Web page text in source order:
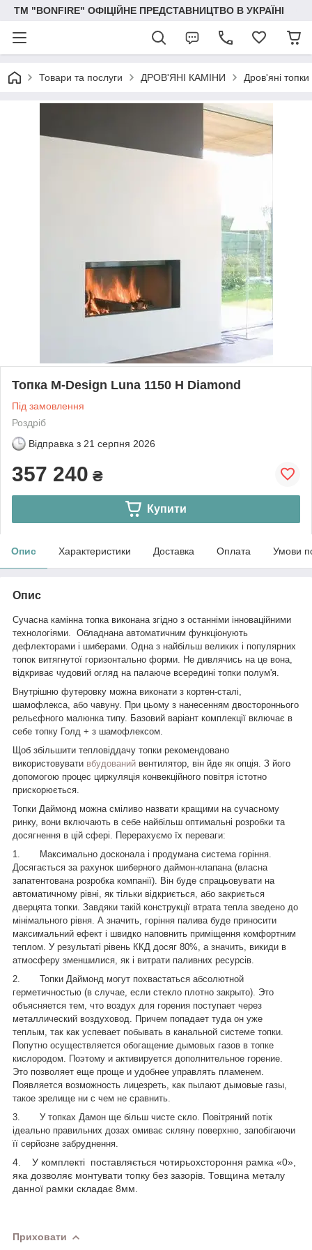
ТМ "BONFIRE" ОФІЦІЙНЕ ПРЕДСТАВНИЦТВО В УКРАЇНІ
Товари та послуги ДРОВ'ЯНІ КАМІНИ Дров'яні
Топка M-Design Luna 1150 H Diamond
Під замовлення
Роздріб
Відправка з 21 серпня 2026
357 240 ₴
Купити
Опис Характеристики Доставка Оплата Умови
Опис
Сучасна камінна топка виконана згідно з останніми інноваційними
технологіями.
Обладнана автоматичним функціонують
дефлекторами і шиберами. Одна з найбільш великих і популярних
топок витягнутої горизонтально форми. Не дивлячись на це вона,
відкриває чудовий огляд на палаюче всередині топки полум'я.
Внутрішню футеровку можна виконати з кортен-сталі,
шамофлекса, або чавуну. При цьому з нанесенням двостороннього
рельєфного малюнка типу. Базовий варіант комплекції включає в
себе топку Голд + з шамофлексом.
Щоб збільшити тепловіддачу топки рекомендовано
використовувати вбудований вентилятор, він йде як опція. З його
допомогою процес циркуляція конвекційного повітря істотно
прискорюється.
Топки Даймонд можна сміливо назвати кращими на сучасному
ринку, вони включають в себе найбільш оптимальні розробки та
досягнення в цій сфері. Перерахуємо їх переваги:
1.
Максимально досконала і продумана система горіння.
Досягається за рахунок шиберного даймон-клапана (власна
запатентована розробка компанії). Він буде спрацьовувати на
автоматичному рівні, як тільки відкриється, або закриється
дверцята топки. Завдяки такій конструкції втрата тепла зведено до
мінімального рівня. А значить, горіння палива буде приносити
максимальний ефект і швидко наповнить приміщення комфортним
теплом. У результаті рівень ККД досяг 80%, а значить, викиди в
атмосферу зменшилися, як і витрати паливних ресурсів.
2.
Топки Даймонд могут похвастаться абсолютной
герметичностью (в случае, если стекло плотно закрыто). Это
объясняется тем, что воздух для горения поступает через
металлический воздуховод. Причем попадает туда он уже
теплым, так как успевает побывать в канальной системе топки.
Попутно осуществляется обогащение дымовых газов в топке
кислородом. Поэтому и активируется дополнительное горение.
Это позволяет еще проще и удобнее управлять пламенем.
Появляется возможность лицезреть, как пылают дымовые газы,
такое зрелище ни с чем не сравнить.
3.
У топках Дамон ще більш чисте скло. Повітряний потік
ідеально правильних дозах омиває скляну поверхню, запобігаючи
її серйозне забруднення.
4. У комплекті поставляється чотирьохстороння рамка «0»,
яка дозволяє монтувати топку без зазорів. Товщина металу
данної рамки складає 8мм.
Приховати